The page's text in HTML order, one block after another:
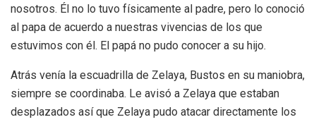
nosotros. Él no lo tuvo físicamente al padre, pero lo conoció
al papa de acuerdo a nuestras vivencias de los que
estuvimos con él. El papá no pudo conocer a su hijo.
Atrás venía la escuadrilla de Zelaya, Bustos en su maniobra,
siempre se coordinaba. Le avisó a Zelaya que estaban
desplazados así que Zelaya pudo atacar directamente los